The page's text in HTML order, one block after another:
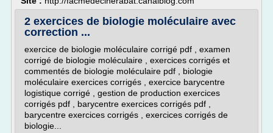
2 exercices de biologie moléculaire avec
correction ...
exercice de biologie moléculaire corrigé pdf , examen
corrigé de biologie moléculaire , exercices corrigés et
commentés de biologie moléculaire pdf , biologie
moléculaire exercices corrigés , exercice barycentre
logistique corrigé , gestion de production exercices
corrigés pdf , barycentre exercices corrigés pdf ,
barycentre exercices corrigés , exercices corrigés de
biologie...